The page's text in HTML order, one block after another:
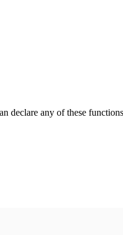
declare any of these